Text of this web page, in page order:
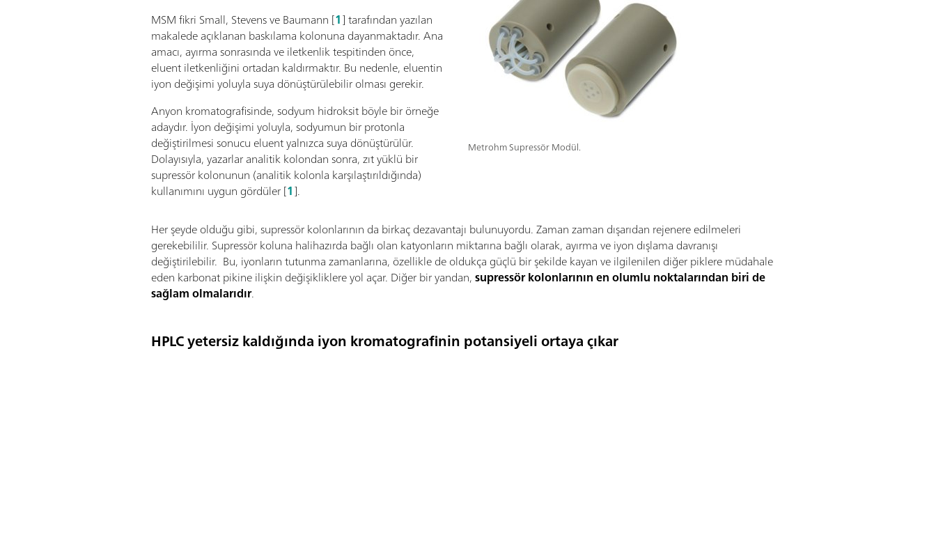
Metrohm Supressör Modül.
MSM fikri Small, Stevens ve Baumann [1] tarafından yazılan
makalede açıklanan baskılama kolonuna dayanmaktadır. Ana
amacı, ayırma sonrasında ve iletkenlik tespitinden önce,
eluent iletkenliğini ortadan kaldırmaktır. Bu nedenle, eluentin
iyon değişimi yoluyla suya dönüştürülebilir olması gerekir.
Anyon kromatografisinde, sodyum hidroksit böyle bir örneğe
adaydır. İyon değişimi yoluyla, sodyumun bir protonla
değiştirilmesi sonucu eluent yalnızca suya dönüştürülür.
Dolayısıyla, yazarlar analitik kolondan sonra, zıt yüklü bir
supressör kolonunun (analitik kolonla karşılaştırıldığında)
kullanımını uygun gördüler[1].
Her şeyde olduğu gibi, supressör kolonlarının da birkaç dezavantajı bulunuyordu. Zaman zaman dışarıdan rejenere edilmeleri
gerekebililir. Supressör koluna halihazırda bağlı olan katyonların miktarına bağlı olarak, ayırma ve iyon dışlama davranışı
değiştirilebilir. Bu, iyonların tutunma zamanlarına, özellikle de oldukça güçlü bir şekilde kayan ve ilgilenilen diğer piklere müdahale
eden karbonat pikine ilişkin değişikliklere yol açar. Diğer bir yandan,supressör kolonlarının en olumlu noktalarından biri de
sağlam olmalarıdır.
HPLC yetersiz kaldığında iyon kromatografinin potansiyeli ortaya çıkar